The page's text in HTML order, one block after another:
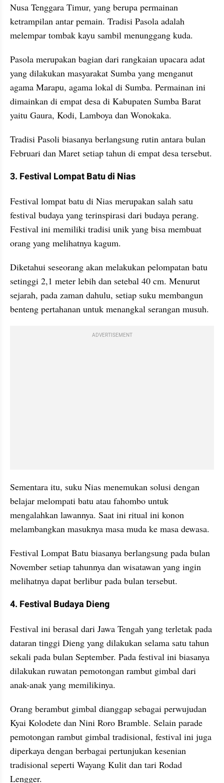
Nusa Tenggara Timur, yang berupa permainan
ketrampilan antar pemain. Tradisi Pasola adalah
melempar tombak kayu sambil menunggang kuda.
Pasola merupakan bagian dari rangkaian upacara adat
yang dilakukan masyarakat Sumba yang menganut
agama Marapu, agama lokal di Sumba. Permainan ini
dimainkan di empat desa di Kabupaten Sumba Barat
yaitu Gaura, Kodi, Lamboya dan Wonokaka.
Tradisi Pasoli biasanya berlangsung rutin antara bulan
Februari dan Maret setiap tahun di empat desa tersebut.
3. Festival Lompat Batu di Nias
Festival lompat batu di Nias merupakan salah satu
festival budaya yang terinspirasi dari budaya perang.
Festival ini memiliki tradisi unik yang bisa membuat
orang yang melihatnya kagum.
Diketahui seseorang akan melakukan pelompatan batu
setinggi 2,1 meter lebih dan setebal 40 cm. Menurut
sejarah, pada zaman dahulu, setiap suku membangun
benteng pertahanan untuk menangkal serangan musuh.
ADVERTISEMENT
Sementara itu, suku Nias menemukan solusi dengan
belajar melompati batu atau fahombo untuk
mengalahkan lawannya. Saat ini ritual ini konon
melambangkan masuknya masa muda ke masa dewasa.
Festival Lompat Batu biasanya berlangsung pada bulan
November setiap tahunnya dan wisatawan yang ingin
melihatnya dapat berlibur pada bulan tersebut.
4. Festival Budaya Dieng
Festival ini berasal dari Jawa Tengah yang terletak pada
dataran tinggi Dieng yang dilakukan selama satu tahun
sekali pada bulan September. Pada festival ini biasanya
dilakukan ruwatan pemotongan rambut gimbal dari
anak-anak yang memilikinya.
Orang berambut gimbal dianggap sebagai perwujudan
Kyai Kolodete dan Nini Roro Bramble. Selain parade
pemotongan rambut gimbal tradisional, festival ini juga
diperkaya dengan berbagai pertunjukan kesenian
tradisional seperti Wayang Kulit dan tari Rodad
Lengger.